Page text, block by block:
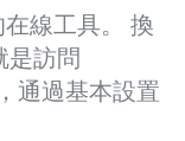
線工具。 換
是訪問
通過基本設置